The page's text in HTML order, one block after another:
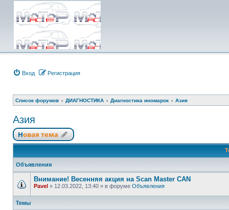
Вход Регистрация
Список форумов ДИАГНОСТИКА Диагностика иномарок Азия
Азия
Новая тема
Объявления
Внимание! Весенняя акция на Scan Master CAN
Pavel » 12.03.2022, 13:40 » в форуме Объявления
Темы